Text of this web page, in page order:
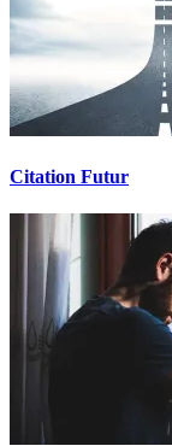
Citation Futur